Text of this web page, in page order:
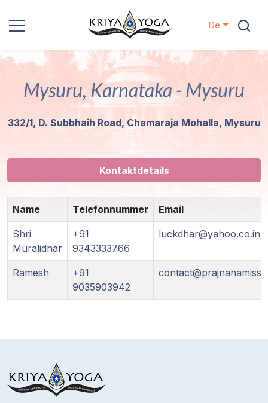
Kriya Yoga
Nächstenliebe
Kontakt
Veranstaltungen
Unsere
Linie
Gurujis
Spenden
De
Mysuru, Karnataka - Mysuru
332/1, D. Subbhaih Road, Chamaraja Mohalla, Mysuru
Kontaktdetails
Name Telefonnummer Email
Shri
Muralidhar
+91
9343333766
luckdhar@yahoo.co.in
Ramesh
+91
9035903942